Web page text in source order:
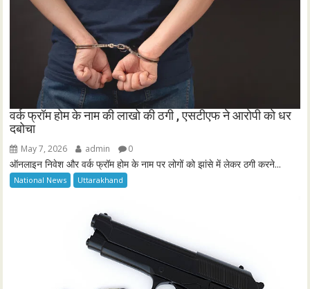
वर्क फ्रॉम होम के नाम की लाखो की ठगी , एसटीएफ ने आरोपी को धर
दबोचा
May 7, 2026 admin 0
ऑनलाइन निवेश और वर्क फ्रॉम होम के नाम पर लोगों को झांसे में लेकर ठगी करने...
National News Uttarakhand